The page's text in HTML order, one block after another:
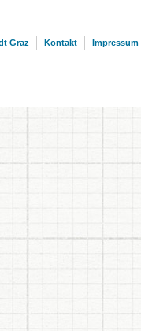
Graz Kontakt Impressum